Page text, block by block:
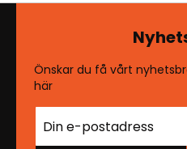
Önskar du få vårt
här